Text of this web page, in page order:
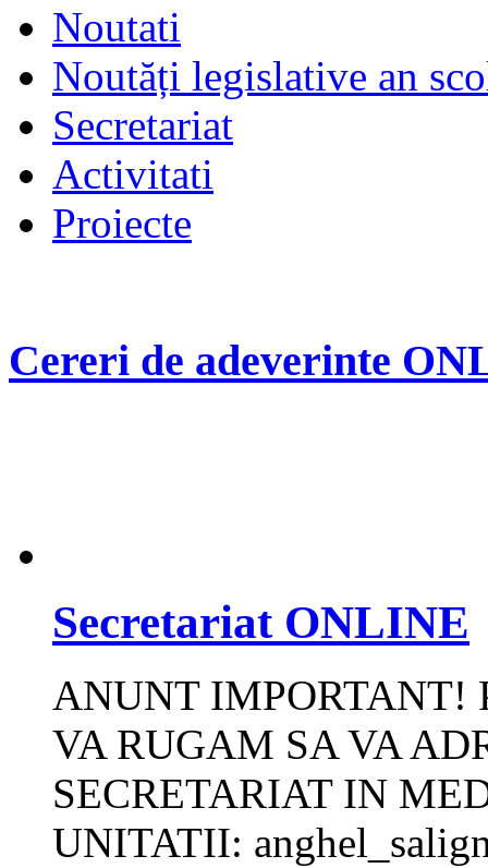
Noutati
Noutăți legislative an
Secretariat
Activitati
Proiecte
Cereri de adeverinte
Secretariat ONLINE
ANUNT IMPORTANT!
VA RUGAM SA VA
SECRETARIAT IN
UNITATII: